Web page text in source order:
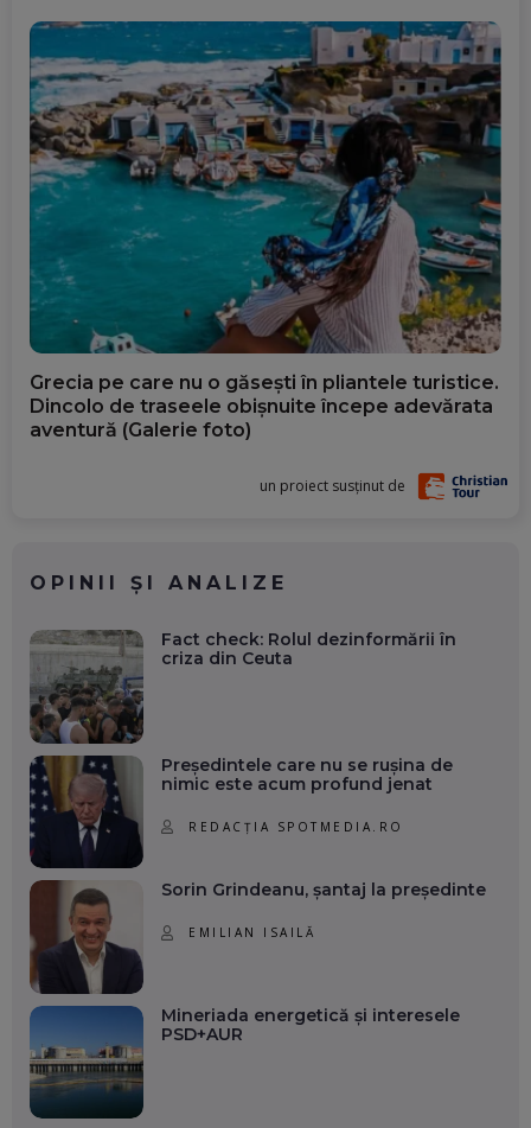
Grecia pe care nu o găsești în pliantele turistice.
Dincolo de traseele obișnuite începe adevărata
aventură (Galerie foto)
un proiect susținut de
OPINII ȘI ANALIZE
Fact check: Rolul dezinformării în
criza din Ceuta
Președintele care nu se rușina de
nimic este acum profund jenat
REDACȚIA SPOTMEDIA.RO
Sorin Grindeanu, șantaj la președinte
EMILIAN ISAILĂ
Mineriada energetică și interesele
PSD+AUR